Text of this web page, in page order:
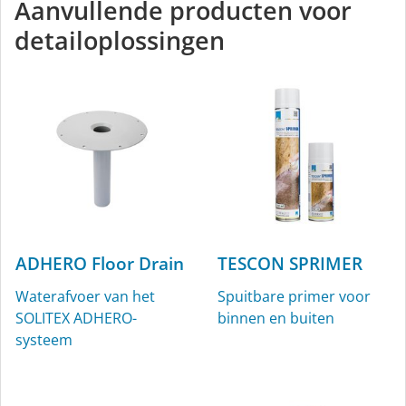
Aanvullende producten voor
detailoplossingen
ADHERO Floor Drain
Waterafvoer van het
SOLITEX ADHERO-
systeem
TESCON SPRIMER
Spuitbare primer voor
binnen en buiten